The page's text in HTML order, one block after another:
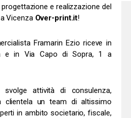
e realizzazione del
Vicenza Over-print.it!
Framarin Ezio riceve in
e in Via Capo di Sopra, 1 a
attività di consulenza,
clientela un team di altissimo
in ambito societario, fiscale,